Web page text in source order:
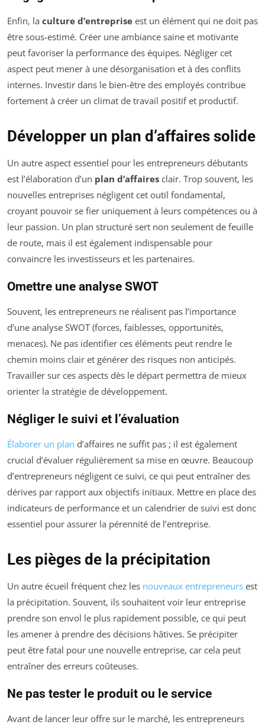
Enfin, la culture d’entreprise est un élément qui ne doit pas
être sous-estimé. Créer une ambiance saine et motivante
peut favoriser la performance des équipes. Négliger cet
aspect peut mener à une désorganisation et à des conflits
internes. Investir dans le bien-être des employés contribue
fortement à créer un climat de travail positif et productif.
Développer un plan d’affaires solide
Un autre aspect essentiel pour les entrepreneurs débutants
est l’élaboration d’un plan d’affaires clair. Trop souvent, les
nouvelles entreprises négligent cet outil fondamental,
croyant pouvoir se fier uniquement à leurs compétences ou à
leur passion. Un plan structuré sert non seulement de feuille
de route, mais il est également indispensable pour
convaincre les investisseurs et les partenaires.
Omettre une analyse SWOT
Souvent, les entrepreneurs ne réalisent pas l’importance
d’une analyse SWOT (forces, faiblesses, opportunités,
menaces). Ne pas identifier ces éléments peut rendre le
chemin moins clair et générer des risques non anticipés.
Travailler sur ces aspects dès le départ permettra de mieux
orienter la stratégie de développement.
Négliger le suivi et l’évaluation
Élaborer un plan d’affaires ne suffit pas ; il est également
crucial d’évaluer régulièrement sa mise en œuvre. Beaucoup
d’entrepreneurs négligent ce suivi, ce qui peut entraîner des
dérives par rapport aux objectifs initiaux. Mettre en place des
indicateurs de performance et un calendrier de suivi est donc
essentiel pour assurer la pérennité de l’entreprise.
Les pièges de la précipitation
Un autre écueil fréquent chez les nouveaux entrepreneurs est
la précipitation. Souvent, ils souhaitent voir leur entreprise
prendre son envol le plus rapidement possible, ce qui peut
les amener à prendre des décisions hâtives. Se précipiter
peut être fatal pour une nouvelle entreprise, car cela peut
entraîner des erreurs coûteuses.
Ne pas tester le produit ou le service
Avant de lancer leur offre sur le marché, les entrepreneurs